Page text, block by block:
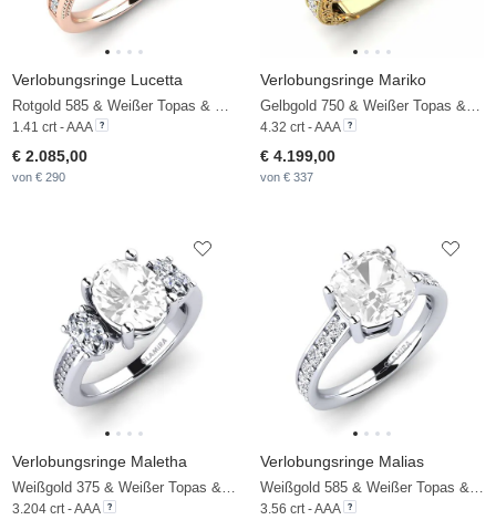
Verlobungsringe Lucetta
1.41 crt - AAA
€ 2.085,00
von € 290
Verlobungsringe Mariko
4.32 crt - AAA
€ 4.199,00
von € 337
Verlobungsringe Maletha
3.204 crt - AAA
Verlobungsringe Malias
3.56 crt - AAA